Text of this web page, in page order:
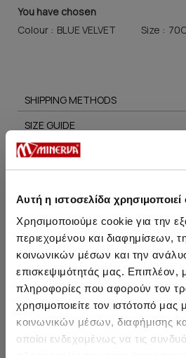
Αυτή η ιστοσελίδα
Χρησιμοποιούμε cookie για την
περιεχομένου και διαφημίσεων,
κοινωνικών μέσων και την
επισκεψιμότητάς μας. Επιπλέον,
πληροφορίες που αφορούν τον
χρησιμοποιείτε τον ιστότοπό μας
κοινωνικών μέσων, διαφήμισης
οποίοι ενδεχομένως να τις
You have chosen
Colour :
Size :
SHIPPING METHODS
SIZE GUIDE
CARE TIPS
You may
HOT OFFER